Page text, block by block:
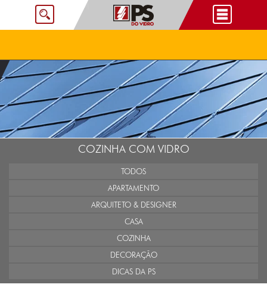
COZINHA COM VIDRO
TODOS
APARTAMENTO
ARQUITETO & DESIGNER
CASA
COZINHA
DECORAÇÃO
DICAS DA PS